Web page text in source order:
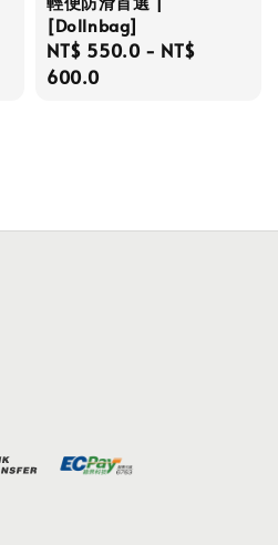
[Dollnbag]
Regular
price
NT$ 550.0 - NT$
600.0